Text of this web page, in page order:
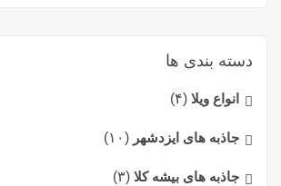
دسته بندی ها
انواع ویلا (۴)
جاذبه های ایزدشهر (۱۰)
جاذبه های بیشه کلا (۳)